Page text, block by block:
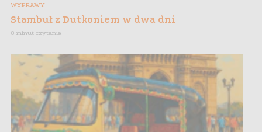
WYPRAWY
Stambuł z Dutkoniem w dwa dni
8 minut czytania